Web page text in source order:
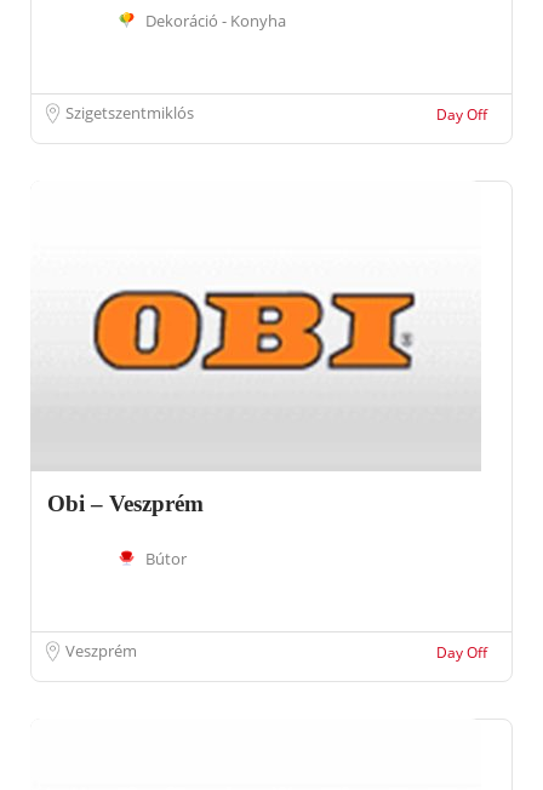
Dekoráció - Konyha
Szigetszentmiklós Day Off
Obi – Veszprém
Bútor
Veszprém Day Off